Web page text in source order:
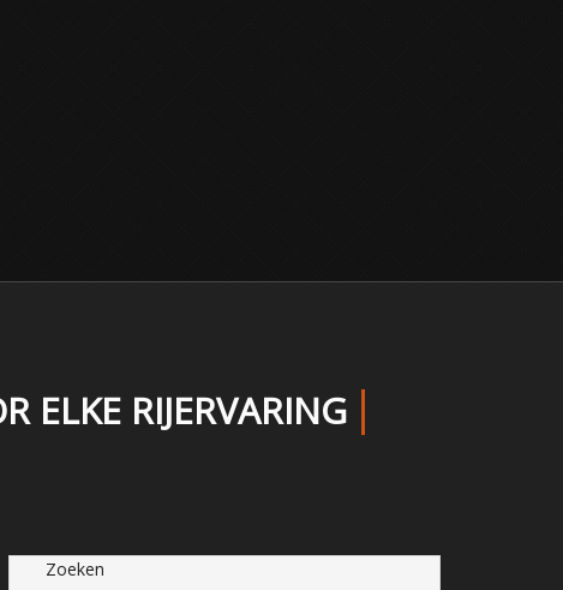
ELKE RIJERVARING
Zoeken